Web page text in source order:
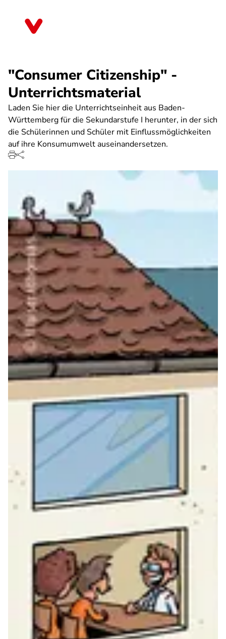
"Consumer Citizenship" -
Unterrichtsmaterial
Laden Sie hier die Unterrichtseinheit aus Baden-
Württemberg für die Sekundarstufe I herunter, in der sich
die Schülerinnen und Schüler mit Einflussmöglichkeiten
auf ihre Konsumumwelt auseinandersetzen.